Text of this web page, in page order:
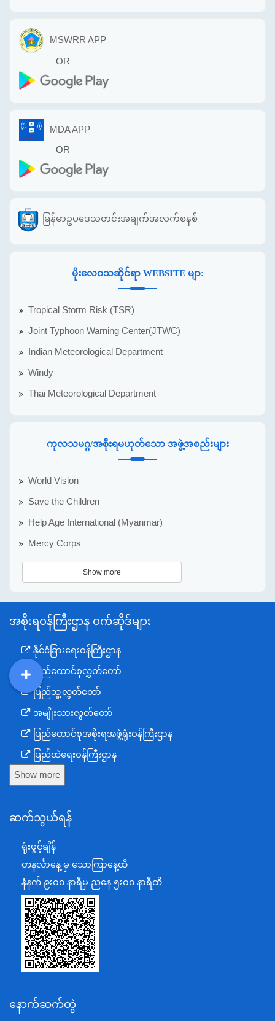
MSWRR APP
OR
MDA APP
OR
မြန်မာဥပဒေသတင်းအချက်အလက်စနစ်
မိုးလေဝသဆိုင်ရာ WEBSITE မျာ:
Tropical Storm Risk (TSR)
Joint Typhoon Warning Center(JTWC)
Indian Meteorological Department
Windy
Thai Meteorological Department
ကုလသမဂ္ဂ/အစိုးရမဟုတ်သော အဖွဲ့အစည်းများ
World Vision
Save the Children
Help Age International (Myanmar)
Mercy Corps
Show more
အစိုးရဝန်ကြီးဌာန ဝက်ဆိုဒ်များ
နိုင်ငံခြားရေးဝန်ကြီးဌာန
ပြည်ထောင်စုလွှတ်တော်
ပြည်သူ့လွှတ်တော်
အမျိုးသားလွှတ်တော်
ပြည်ထောင်စုအစိုးရအဖွဲ့ရုံးဝန်ကြီးဌာန
ပြည်ထဲရေးဝန်ကြီးဌာန
ကာကွယ်ရေးဝန်ကြီးဌာန
စီမံကိန်း၊ဘဏ္ဍာရေးနှင့်စက်မှုဝန်ကြီးဌာန
အပြည်ပြည်ဆိုင်ရာပူးပေါင်းဆောင်ရွက်ရေးဝန်ကြီးဌာန
ပြန်ကြားရေးဝန်ကြီးဌာန
သာသနာရေးနှင့် ယဉ်ကျေးမှုဝန်ကြီးဌာန
စိုက်ပျိုးရေး၊မွေးမြူရေးနှင့်ဆည်မြောင်းဝန်ကြီးဌာန
ပို့ဆောင်ရေးနှင့်ဆက်သွယ်ရေးဝန်ကြီးဌာန
သယံဇာတနှင့်ပတ်ဝန်းကျင်ထိန်းသိမ်းရေးဝန်ကြီးဌာန
အလုပ်သမား၊လူဝင်မှုကြီးကြပ်ရေးနှင့်ပြည်သူ့အင်အား
Show more
ဆက်သွယ်ရန်
ရုံးဖွင့်ချိန်
တနင်္လာနေ့ မှ သောကြာနေ့ထိ
နံနက် ၉းဝ၀ နာရီမှ ညနေ ၅းဝ၀ နာရီထိ
နောက်ဆက်တွဲ
DDM